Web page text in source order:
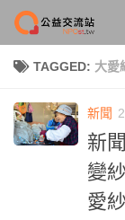
Skip to content
TAGGED: 大愛
新聞
新
變
愛紗